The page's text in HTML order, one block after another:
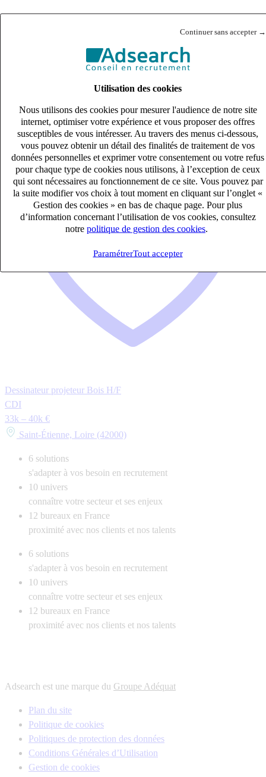
Continuer sans accepter →
Utilisation des cookies
Nous utilisons des cookies pour mesurer l'audience de notre site
internet, optimiser votre expérience et vous proposer des offres
susceptibles de vous intéresser. Au travers des menus ci-dessous,
vous pouvez obtenir un détail des finalités de traitement de vos
données personnelles et exprimer votre consentement ou votre refus
pour chaque type de cookies nous utilisons, à l’exception de ceux
qui sont nécessaires au fonctionnement de ce site. Vous pouvez par
la suite modifier vos choix à tout moment en cliquant sur l’onglet «
Gestion des cookies » en bas de chaque page. Pour plus
d’information concernant l’utilisation de vos cookies, consultez
notre politique de gestion des cookies
ParamétrerTout accepter
SAINT ETIENNE, Loire (42000)
Ingénierie de la construction
Dessinateur projeteur Bois H/F
CDI
33k – 40k €
Saint-Étienne, Loire (42000)
6 solutions
s'adapter à vos besoin en recrutement
10 univers
connaître votre secteur et ses enjeux
12 bureaux en France
proximité avec nos clients et nos talents
6 solutions
s'adapter à vos besoin en recrutement
10 univers
connaître votre secteur et ses enjeux
12 bureaux en France
proximité avec nos clients et nos talents
Adsearch est une marque du Groupe Adéquat
Plan du site
Politique de cookies
Politiques de protection des données
Conditions Générales d’Utilisation
Gestion de cookies